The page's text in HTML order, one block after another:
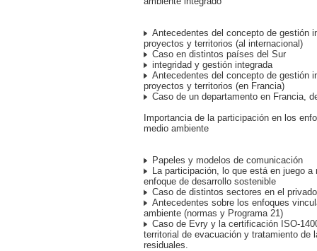
Antecedentes del concepto de gestión
proyectos y territorios (al internacional)
Caso en distintos países del Sur
integridad y gestión integrada
Antecedentes del concepto de gestión
proyectos y territorios (en Francia)
Caso de un departamento en Francia,
Importancia de la participación en los
medio ambiente
Papeles y modelos de comunicación
La participación, lo que está en juego a
enfoque de desarrollo sostenible
Caso de distintos sectores en el privado
Antecedentes sobre los enfoques
ambiente (normas y Programa 21)
Caso de Evry y la certificación ISO-
territorial de evacuación y tratamiento de
residuales.